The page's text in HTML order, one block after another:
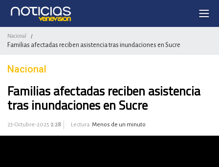
Nacional /
Familias afectadas reciben asistencia tras inundaciones en Sucre
Nacional
Familias afectadas reciben asistencia
tras inundaciones en Sucre
23-Octubre-2025 2:28 Lectura: Menos de un minuto